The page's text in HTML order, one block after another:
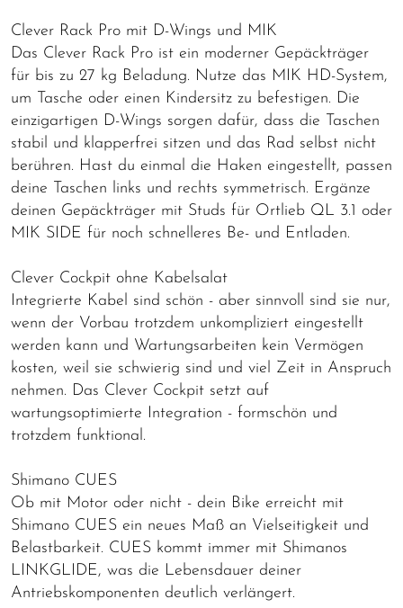
Clever Rack Pro mit D-Wings und MIK
Das Clever Rack Pro ist ein moderner Gepäckträger
für bis zu 27 kg Beladung. Nutze das MIK HD-System,
um Tasche oder einen Kindersitz zu befestigen. Die
einzigartigen D-Wings sorgen dafür, dass die Taschen
stabil und klapperfrei sitzen und das Rad selbst nicht
berühren. Hast du einmal die Haken eingestellt, passen
deine Taschen links und rechts symmetrisch. Ergänze
deinen Gepäckträger mit Studs für Ortlieb QL 3.1 oder
MIK SIDE für noch schnelleres Be- und Entladen.
Clever Cockpit ohne Kabelsalat
Integrierte Kabel sind schön - aber sinnvoll sind sie nur,
wenn der Vorbau trotzdem unkompliziert eingestellt
werden kann und Wartungsarbeiten kein Vermögen
kosten, weil sie schwierig sind und viel Zeit in Anspruch
nehmen. Das Clever Cockpit setzt auf
wartungsoptimierte Integration - formschön und
trotzdem funktional.
Shimano CUES
Ob mit Motor oder nicht - dein Bike erreicht mit
Shimano CUES ein neues Maß an Vielseitigkeit und
Belastbarkeit. CUES kommt immer mit Shimanos
LINKGLIDE, was die Lebensdauer deiner
Antriebskomponenten deutlich verlängert.